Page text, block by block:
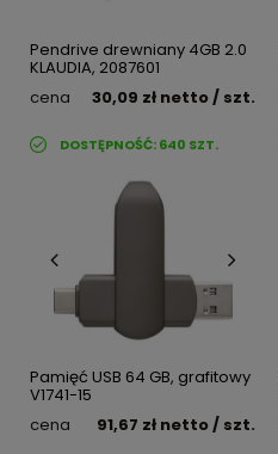
Pendrive drewniany 4GB 2.0
KLAUDIA, 2087601
cena
30,09 zł netto/ szt.
DOSTĘPNOŚĆ:640 SZT.
Pamięć USB 64 GB, grafitowy
V1741-15
cena
91,67 zł netto/ szt.